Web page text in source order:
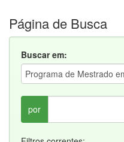
Página de Busca
Buscar em:
por